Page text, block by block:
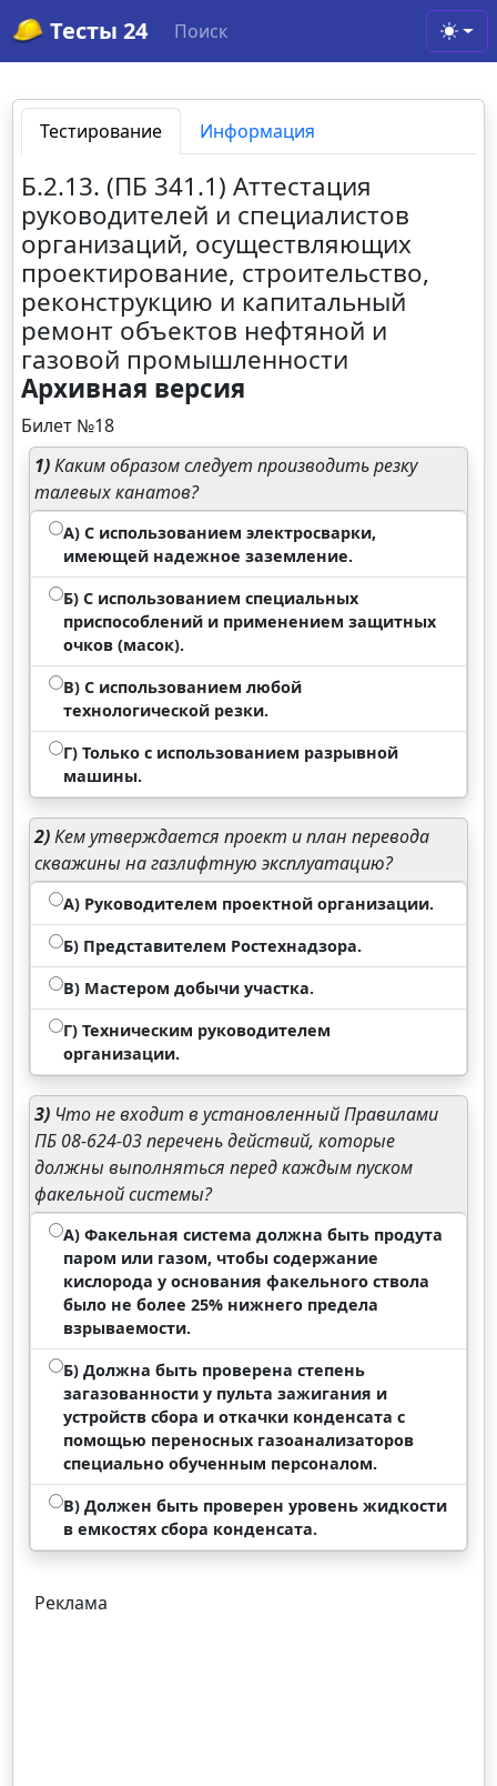
Тесты 24 Поиск
Тестирование Информация
Б.2.13. (ПБ 341.1) Аттестация
руководителей и специалистов
организаций, осуществляющих
проектирование, строительство,
реконструкцию и капитальный
ремонт объектов нефтяной и
газовой промышленности
Архивная версия
Билет №18
1)Каким образом следует производить резку
талевых канатов?
А) С использованием электросварки,
имеющей надежное заземление.
Б) С использованием специальных
приспособлений и применением защитных
очков (масок).
В) С использованием любой
технологической резки.
Г) Только с использованием разрывной
машины.
2)Кем утверждается проект и план перевода
скважины на газлифтную эксплуатацию?
А) Руководителем проектной организации.
Б) Представителем Ростехнадзора.
В) Мастером добычи участка.
Г) Техническим руководителем
организации.
3) Что не входит в установленный Правилами
ПБ 08-624-03 перечень действий, которые
должны выполняться перед каждым пуском
факельной системы?
А) Факельная система должна быть продута
паром или газом, чтобы содержание
кислорода у основания факельного ствола
было не более 25% нижнего предела
взрываемости.
Б) Должна быть проверена степень
загазованности у пульта зажигания и
устройств сбора и откачки конденсата с
помощью переносных газоанализаторов
специально обученным персоналом.
В) Должен быть проверен уровень жидкости
в емкостях сбора конденсата.
Реклама